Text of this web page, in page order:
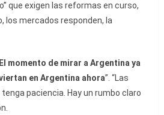
que exigen las reformas en curso,
los mercados responden, la
momento de mirar a Argentina ya
en Argentina ahora”. “Las
paciencia. Hay un rumbo claro